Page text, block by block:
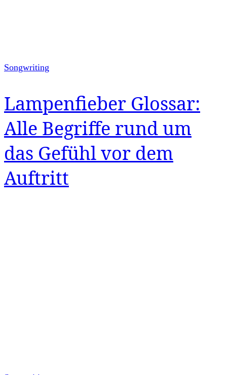
Songwriting
Lampenfieber Glossar:
Alle Begriffe rund um
das Gefühl vor dem
Auftritt